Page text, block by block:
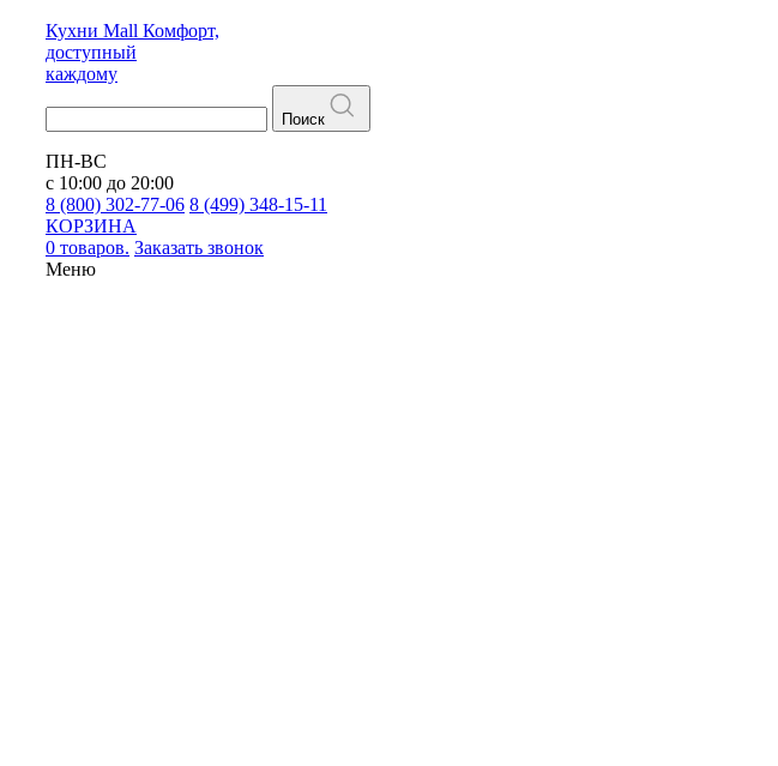
Кухни Mall Комфорт,
доступный
каждому
Поиск
ПН-ВС
с 10:00 до 20:00
8 (800) 302-77-06 8 (499) 348-15-11
КОРЗИНА
0 товаров. Заказать звонок
Меню